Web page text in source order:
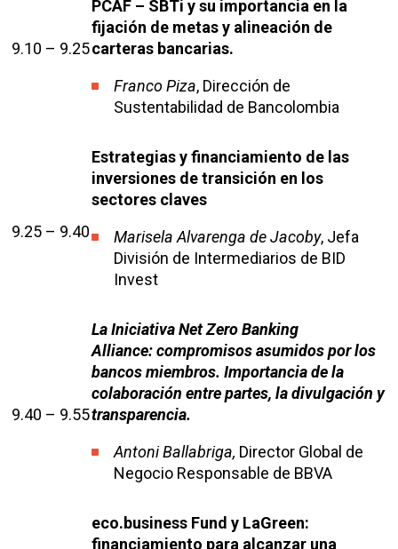
9.10 – 9.25
PCAF – SBTi y su importancia en la
fijación de metas y alineación de
carteras bancarias.
Franco Piza, Dirección de
Sustentabilidad de Bancolombia
9.25 – 9.40
Estrategias y financiamiento de las
inversiones de transición en los
sectores claves
Marisela Alvarenga de Jacoby, Jefa
División de Intermediarios de BID
Invest
9.40 – 9.55
La Iniciativa Net Zero Banking
Alliance:compromisos asumidos por los
bancos miembros. Importancia de la
colaboración entre partes, la divulgación y
transparencia.
Antoni Ballabriga, Director Global de
Negocio Responsable de BBVA
eco.business Fund y LaGreen:
financiamiento para alcanzar una